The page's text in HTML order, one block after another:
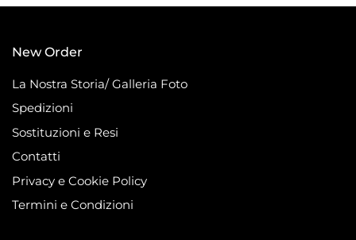
New Order
La Nostra Storia/ Galleria Foto
Spedizioni
Sostituzioni e Resi
Contatti
Privacy e Cookie Policy
Termini e Condizioni